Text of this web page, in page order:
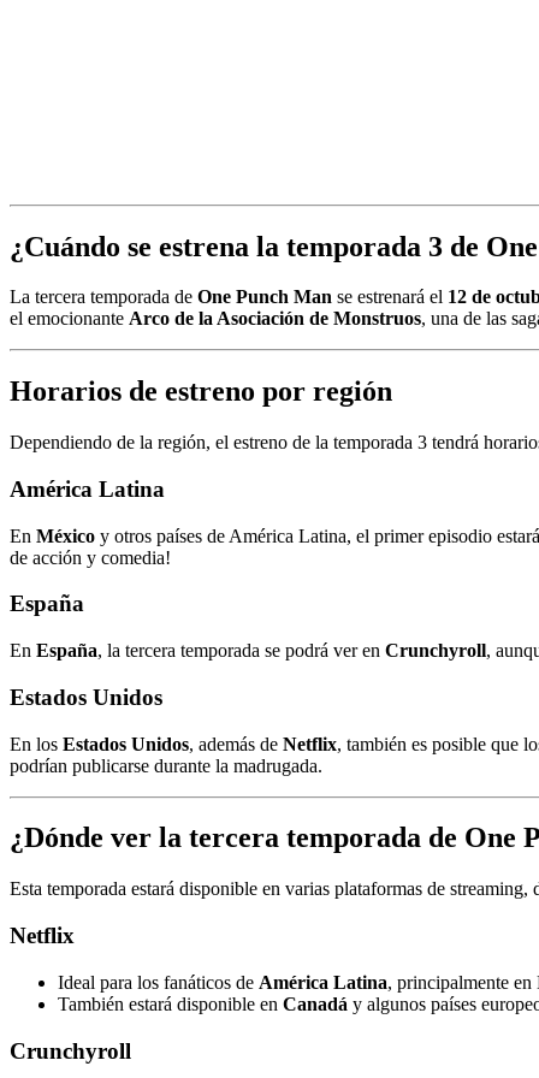
¿Cuándo se estrena la temporada 3 de
La tercera temporada de One Punch Man se estrenará el 12 de
el emocionante Arco de la Asociación de Monstruos, una de las
Horarios de estreno por región
Dependiendo de la región, el estreno de la temporada 3 tendrá
América Latina
En México y otros países de América Latina, el primer episodio
de acción y comedia!
España
En España, la tercera temporada se podrá ver en Crunchyroll,
Estados Unidos
En los Estados Unidos, además de Netflix, también es posible que
podrían publicarse durante la madrugada.
¿Dónde ver la tercera temporada de One
Esta temporada estará disponible en varias plataformas de
Netflix
Ideal para los fanáticos de América Latina, principalmente
También estará disponible en Canadá y algunos países
Crunchyroll